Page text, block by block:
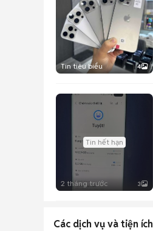
Tin tiêu biểu 4
Tin hết hạn
2 tháng trước 3
Các dịch vụ và tiện ích